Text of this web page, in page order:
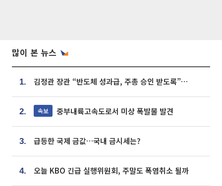
많이 본 뉴스
1. 김정관 장관 “반도체 성과급, 주총 승인 받도록”…상법·자본시장법 개정 시사
2. 속보 중부내륙고속도로서 미상 폭발물 발견
3. 급등한 국제 금값…국내 금시세는?
4. 오늘 KBO 긴급 실행위원회, 주말도 폭염취소 될까